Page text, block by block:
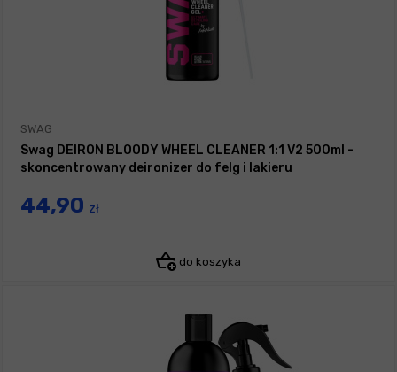
SWAG
Swag DEIRON BLOODY WHEEL CLEANER 1:1 V2 500ml -
skoncentrowany deironizer do felg i lakieru
44,90 zł
do koszyka